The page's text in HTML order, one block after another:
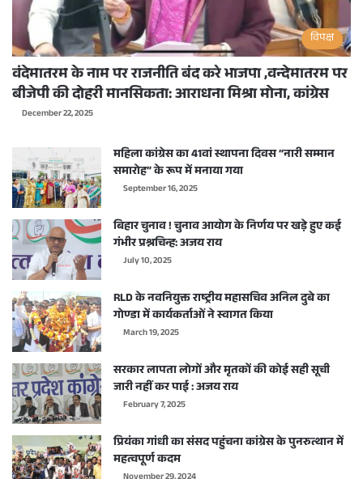
विपक्ष
वंदेमातरम के नाम पर राजनीति बंद करे भाजपा ,वन्देमातरम पर
बीजेपी की दोहरी मानसिकता: आराधना मिश्रा मोना, कांग्रेस
December 22, 2025
महिला कांग्रेस का 41वां स्थापना दिवस “नारी सम्मान
समारोह” के रूप में मनाया गया
September 16, 2025
बिहार चुनाव ! चुनाव आयोग के निर्णय पर खड़े हुए कई
गंभीर प्रश्नचिन्ह: अजय राय
July 10, 2025
RLD के नवनियुक्त राष्ट्रीय महासचिव अनिल दुबे का
गोण्डा में कार्यकर्ताओं ने स्वागत किया
March 19, 2025
सरकार लापता लोगों और मृतकों की कोई सही सूची
जारी नहीं कर पाई : अजय राय
February 7, 2025
प्रियंका गांधी का संसद पहुंचना कांग्रेस के पुनरुत्थान में
महत्वपूर्ण कदम